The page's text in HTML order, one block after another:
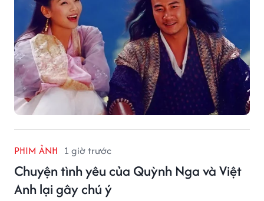
PHIM ẢNH 1 giờ trước
Chuyện tình yêu của Quỳnh Nga và Việt
Anh lại gây chú ý